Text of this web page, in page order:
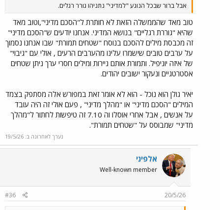
אבל ברור שבכל הנוגע "למדיני" נתניהו גורר רגלים.
טוב מאד שהממשלה הזאת לא חותרת ל"הסכם מדיני",וטוב מאד
שהיא "גוררת רגליים" בנושא המדיני. אנחנו יודעים ש"הסכם מדיני"
זה מכבסת מילים להסכם בנוסח "שטחים תמורת" שבו אנחנו נסמוך
על ערבים טובים שישמרו עלינו מהערבים הרעים , אולי עם "גיבוי"
של איזה יוניפיל. ותמורת אותם ניירות ומילים חסרי ערך ניתן שטחים
אסטרטגיים ונעקור ישובים יהודים.
יאיר גולן הוא נוכל - הוא לא אומר זאת במפורש אלה מסתפק בצמד
המילים "הסכם מדיני" או "מהלך מדיני" , פעם אולי זה היה עובד
על אנשים , אבל אחרי אוסלו וה 7.10 זה טיפשות לחתור ל"מהלך
מדיני" שמבוסס על "שטחים תמורת".
נערך לאחרונה ב: 19/5/26
אלפיני
Well-known member
20/5/26
#36